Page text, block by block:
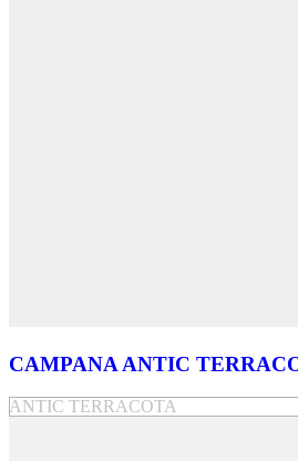
CAMPANA ANTIC
ANTIC TERRACOTA